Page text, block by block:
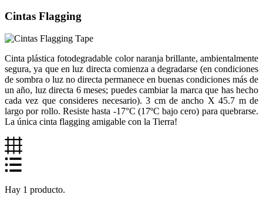
Cintas Flagging
Cinta plástica fotodegradable color naranja brillante, ambientalmente
segura, ya que en luz directa comienza a degradarse (en condiciones
de sombra o luz no directa permanece en buenas condiciones más de
un año, luz directa 6 meses; puedes cambiar la marca que has hecho
cada vez que consideres necesario). 3 cm de ancho X 45.7 m de
largo por rollo. Resiste hasta -17°C (17ºC bajo cero) para quebrarse.
La única cinta flagging amigable con la Tierra!
Hay 1 producto.